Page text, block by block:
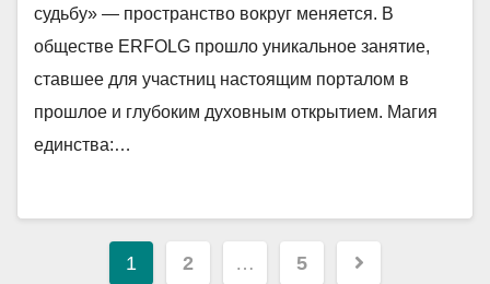
судьбу» — пространство вокруг меняется. В
обществе ERFOLG прошло уникальное занятие,
ставшее для участниц настоящим порталом в
прошлое и глубоким духовным открытием. Магия
единства:…
Навигация
1 2 … 5